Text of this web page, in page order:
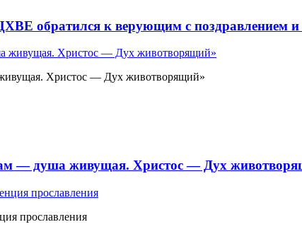
обратился к верующим с поздравлением
Христос — Дух животворящий»
— душа живущая. Христос — Дух
прославления